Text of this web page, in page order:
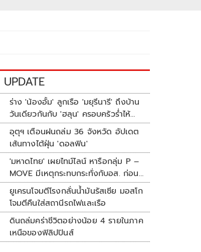
ร่าง 'น้องอั้ม' ลูกเรือ 'มยุรีนารี' ถึงบ้าน
วันเดียวกันกับ 'ฮลุน' ครอบครัวร่ำไห้
เผยฝันอยากเป็นทหารเรือ
อุตุฯ เตือนฝนถล่ม 36 จังหวัด อัปเดต
เส้นทางไต้ฝุ่น 'ดอลฟิน'
'มหาดไทย' เผยไทม์ไลน์ หารือกลุ่ม P –
MOVE มีเหตุกระทบกระทั่งกับอส. ก่อน
พาส่งขึ้นรถกลับ
ยูเครนโจมตีโรงกลั่นน้ำมันรัสเซีย มอสโก
โจมตีคืนใส่สถานีรถไฟและเรือ
ดินถล่มคร่าชีวิตอย่างน้อย 4 รายในภาค
เหนือของฟิลิปปินส์